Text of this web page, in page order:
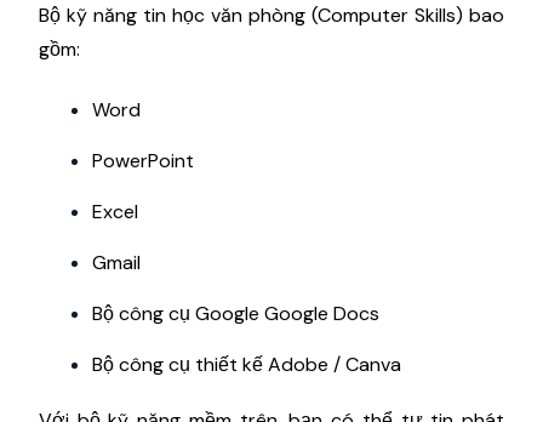
Bộ kỹ năng tin học văn phòng (Computer Skills) bao
gồm:
Word
PowerPoint
Excel
Gmail
Bộ công cụ Google Google Docs
Bộ công cụ thiết kế Adobe / Canva